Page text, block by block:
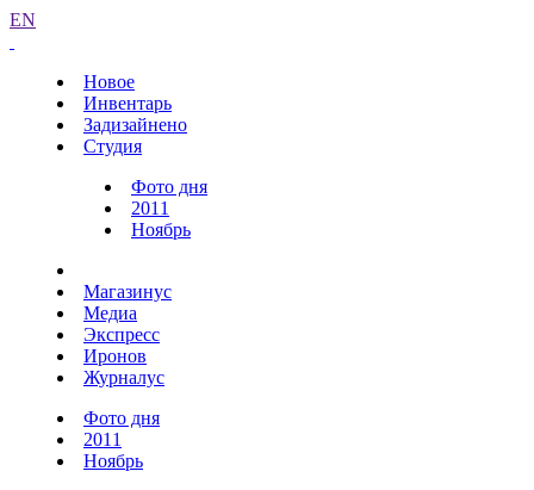
EN
Новое
Инвентарь
Задизайнено
Студия
Фото дня
2011
Ноябрь
Магазинус
Медиа
Экспресс
Иронов
Журналус
Фото дня
2011
Ноябрь